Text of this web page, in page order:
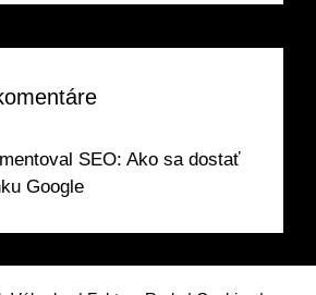
SEO: Ako sa dostať
Google